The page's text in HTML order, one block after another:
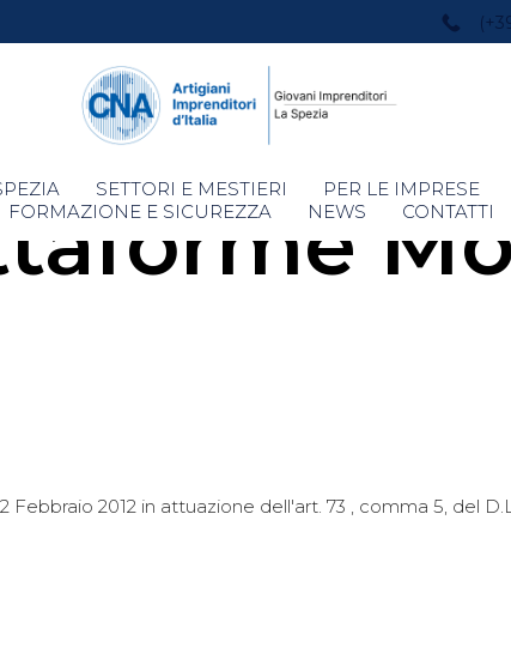
Skip
to
SETTORI E MESTIERI PER LE IMPRESE
FORMAZIONE E SICUREZZA
NEWS CONTATTI
2012 in attuazione dell'art. 73 , comma 5, del